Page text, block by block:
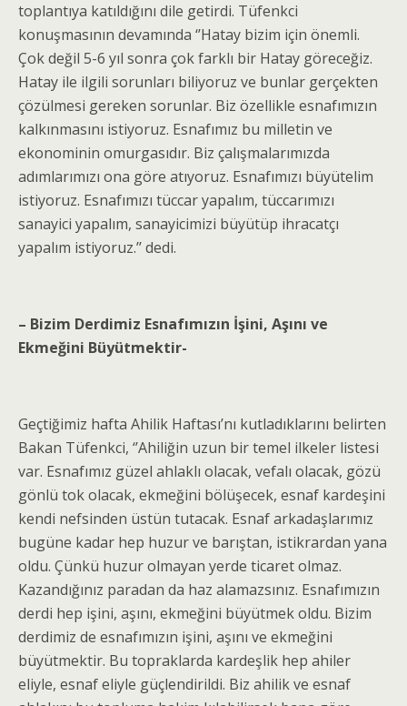
toplantıya katıldığını dile getirdi. Tüfenkci
konuşmasının devamında ‘’Hatay bizim için önemli.
Çok değil 5-6 yıl sonra çok farklı bir Hatay göreceğiz.
Hatay ile ilgili sorunları biliyoruz ve bunlar gerçekten
çözülmesi gereken sorunlar. Biz özellikle esnafımızın
kalkınmasını istiyoruz. Esnafımız bu milletin ve
ekonominin omurgasıdır. Biz çalışmalarımızda
adımlarımızı ona göre atıyoruz. Esnafımızı büyütelim
istiyoruz. Esnafımızı tüccar yapalım, tüccarımızı
sanayici yapalım, sanayicimizi büyütüp ihracatçı
yapalım istiyoruz.’’ dedi.
– Bizim Derdimiz Esnafımızın İşini, Aşını ve
Ekmeğini Büyütmektir-
Geçtiğimiz hafta Ahilik Haftası’nı kutladıklarını belirten
Bakan Tüfenkci, ‘’Ahiliğin uzun bir temel ilkeler listesi
var. Esnafımız güzel ahlaklı olacak, vefalı olacak, gözü
gönlü tok olacak, ekmeğini bölüşecek, esnaf kardeşini
kendi nefsinden üstün tutacak. Esnaf arkadaşlarımız
bugüne kadar hep huzur ve barıştan, istikrardan yana
oldu. Çünkü huzur olmayan yerde ticaret olmaz.
Kazandığınız paradan da haz alamazsınız. Esnafımızın
derdi hep işini, aşını, ekmeğini büyütmek oldu. Bizim
derdimiz de esnafımızın işini, aşını ve ekmeğini
büyütmektir. Bu topraklarda kardeşlik hep ahiler
eliyle, esnaf eliyle güçlendirildi. Biz ahilik ve esnaf